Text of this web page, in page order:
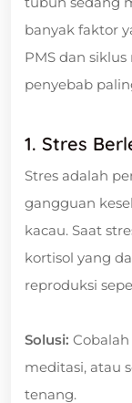
banyak faktor
PMS dan
penyebab
1. Stres
Stres adalah
gangguan
kacau. Saat
kortisol yang
reproduksi
Solusi:
meditasi, atau
tenang.